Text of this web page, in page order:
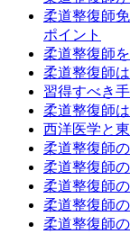
柔道整復師
ポイント
柔道整復師
柔道整復師
習得すべき
柔道整復師
西洋医学と
柔道整復師
柔道整復師
柔道整復師
柔道整復師
柔道整復師